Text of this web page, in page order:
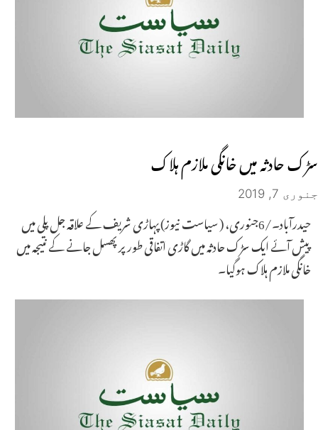
سڑک حادثہ میں خانگی ملازم ہلاک
جنوری 7, 2019
حیدرآباد۔/6جنوری، ( سیاست نیوز) پہاڑی شریف کے علاقہ جل پلی میں
پیش آئے ایک سڑک حادثہ میں گاڑی اتفاقی طور پر پھسل جانے کے نتیجہ میں
خانگی ملازم ہلاک ہوگیا۔